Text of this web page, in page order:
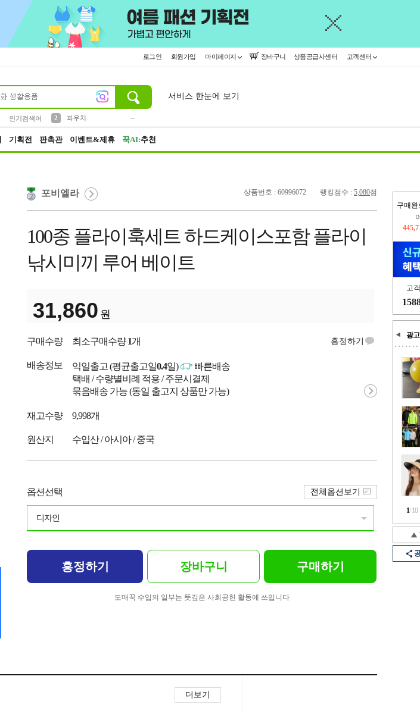
로그인 회원가입 마이페이지 장바구니 상품공급사센터 고객센터
인기검색어
2
파우치
서비스 한눈에 보기
기획전 판촉관 이벤트&제휴 꾹AI:추천
구매완
오
고
광고
1/10
상품번호 : 60996072 랭킹점수 : 5,080점
포비엘라
100종 플라이훅세트 하드케이스포함 플라이
낚시미끼 루어 베이트
31,860 원
구매수량 최소구매수량1개 흥정하기
배송정보 익일출고 (평균출고일0.4일)
빠른배송
택배 / 수량별비례 적용 / 주문시결제
묶음배송 가능 (동일 출고지 상품만 가능)
재고수량 9,998개
원산지 수입산 / 아시아 / 중국
옵션선택
디자인
전체옵션보기
흥정하기 장바구니 구매하기
도매꾹 수입의 일부는 뜻깊은 사회공헌 활동에 쓰입니다
더보기